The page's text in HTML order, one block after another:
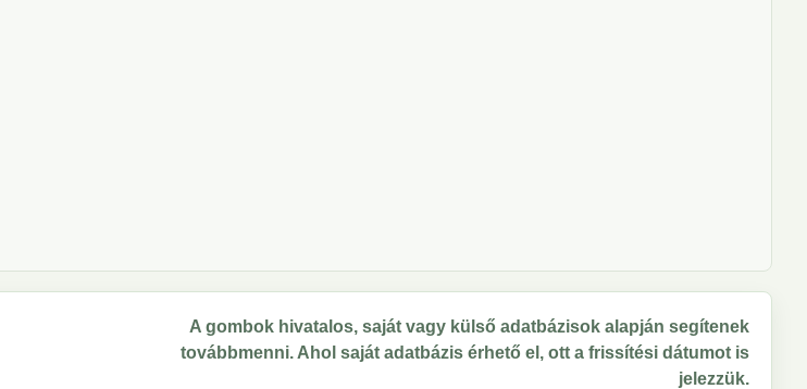
A gombok hivatalos, saját vagy külső adatbázisok alapján segítenek
továbbmenni. Ahol saját adatbázis érhető el, ott a frissítési dátumot is
jelezzük.